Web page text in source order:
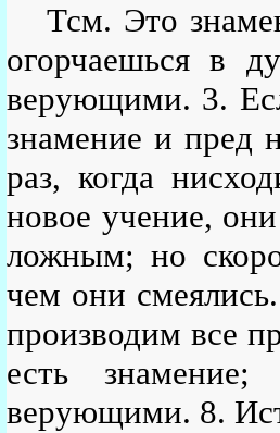
Тсм. Это
огорчаешься в
верующими. 3.
знамение и пред
раз, когда
новое учение,
ложным; но
чем они
производим все
есть
верующими. 8.